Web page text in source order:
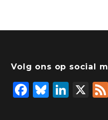
Volg ons op social
F
Bl
Li X